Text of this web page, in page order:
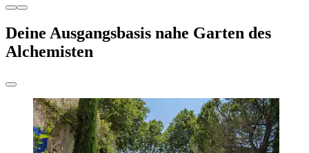
Deine Ausgangsbasis nahe Garten des
Alchemisten